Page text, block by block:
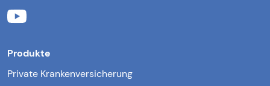
Produkte
Private Krankenversicherung